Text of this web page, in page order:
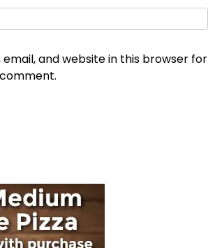
email, and website in this browser for